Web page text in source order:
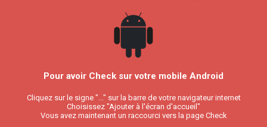
Pour avoir Check sur votre mobile Android
Cliquez sur le signe "..." sur la barre de votre navigateur internet
Choisissez "Ajouter à l'écran d'accueil"
Vous avez maintenant un raccourci vers la page Check